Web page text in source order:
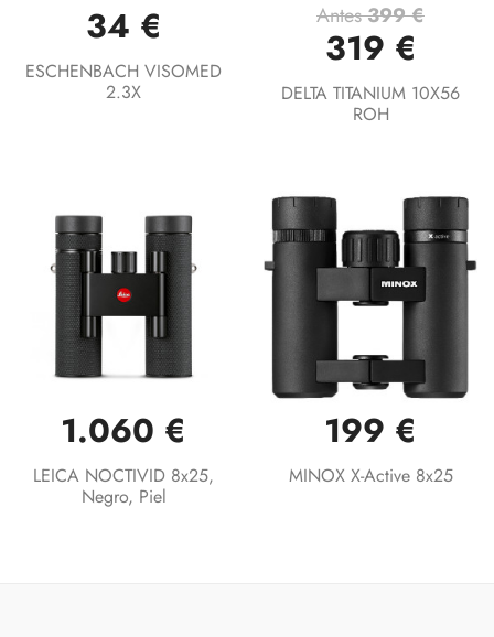
34 €
ESCHENBACH VISOMED
2.3X
Antes399 €
319 €
DELTA TITANIUM 10X56
ROH
1.060 €
LEICA NOCTIVID 8x25,
Negro, Piel
199 €
MINOX X-Active 8x25